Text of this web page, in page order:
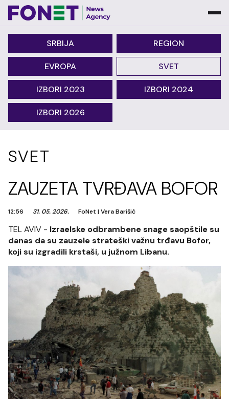
SRBIJA REGION
EVROPA SVET
IZBORI 2023 IZBORI 2024
IZBORI 2026
SVET
ZAUZETA TVRĐAVA BOFOR
12:56 31. 05. 2026. FoNet |Vera Barišić
TEL AVIV - Izraelske odbrambene snage saopštile su
danas da su zauzele strateški važnu trđavu Bofor,
koji su izgradili krstaši, u južnom Libanu.